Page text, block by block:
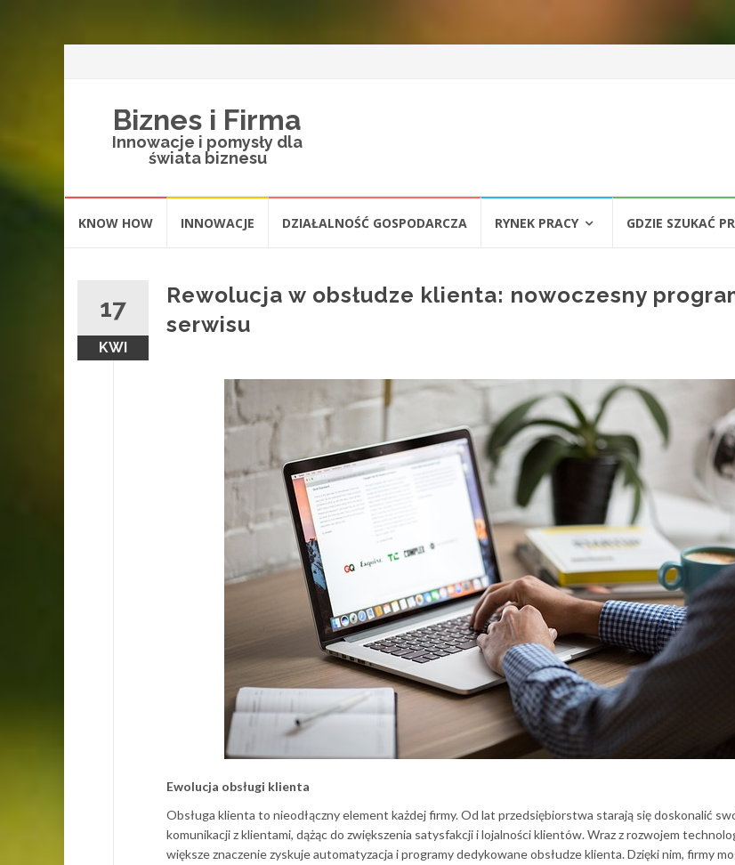
Biznes i Firma
Innowacje i pomysły dla
świata biznesu
KNOW HOW INNOWACJE DZIAŁALNOŚĆ GOSPODARCZA RYNEK PRACY GDZIE SZUKAĆ
17
KWI
Rewolucja w obsłudze klienta: nowoczesny
serwisu
Ewolucja obsługi klienta
Obsługa klienta to nieodłączny element każdej firmy. Od lat przedsiębiorstwa starają się doskonalić
komunikacji z klientami, dążąc do zwiększenia satysfakcji i lojalności klientów. Wraz z rozwojem
większe znaczenie zyskuje automatyzacja i programy dedykowane obsłudze klienta. Dzięki nim, firmy